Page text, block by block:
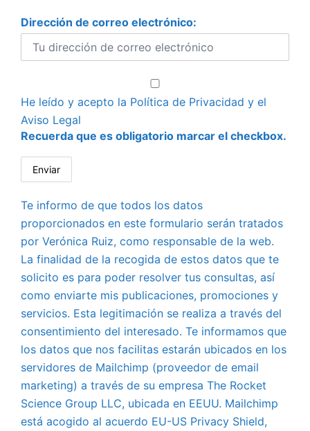
Dirección de correo electrónico:
He leído y acepto la Política de Privacidad y el
Aviso Legal
Recuerda que es obligatorio marcar el checkbox.
Te informo de que todos los datos
proporcionados en este formulario serán tratados
por Verónica Ruiz, como responsable de la web.
La finalidad de la recogida de estos datos que te
solicito es para poder resolver tus consultas, así
como enviarte mis publicaciones, promociones y
servicios. Esta legitimación se realiza a través del
consentimiento del interesado. Te informamos que
los datos que nos facilitas estarán ubicados en los
servidores de Mailchimp (proveedor de email
marketing) a través de su empresa The Rocket
Science Group LLC, ubicada en EEUU. Mailchimp
está acogido al acuerdo EU-US Privacy Shield,